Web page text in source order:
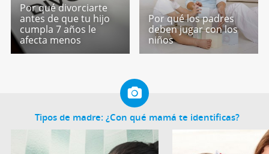
Por qué divorciarte
antes de que tu hijo
cumpla 7 años le
afecta menos
Por qué los padres
deben jugar con los
niños
Tipos de madre: ¿Con qué mamá te identificas?